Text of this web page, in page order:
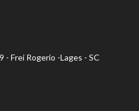
- Frei Rogerio -Lages - SC